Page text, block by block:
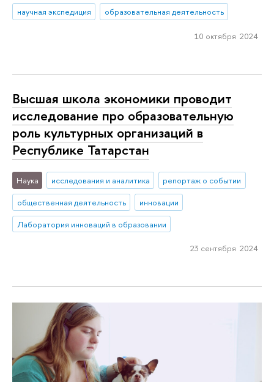
научная экспедиция
образовательная деятельность
10 октября 2024
Высшая школа экономики проводит
исследование про образовательную
роль культурных организаций в
Республике Татарстан
Наука исследования и аналитика
репортаж о событии
общественная деятельность
инновации
Лаборатория инноваций в образовании
23 сентября 2024